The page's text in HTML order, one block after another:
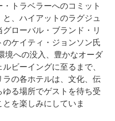
トラベラーへのコミット
、ハイアットのラグジュ
ローバル・ブランド・リ
ケイティ・ジョンソン氏
境への没入、豊かなオーダ
ビーイングに至るまで、
の各ホテルは、文化、伝
る場所でゲストを待ち受
を楽しみにしていま